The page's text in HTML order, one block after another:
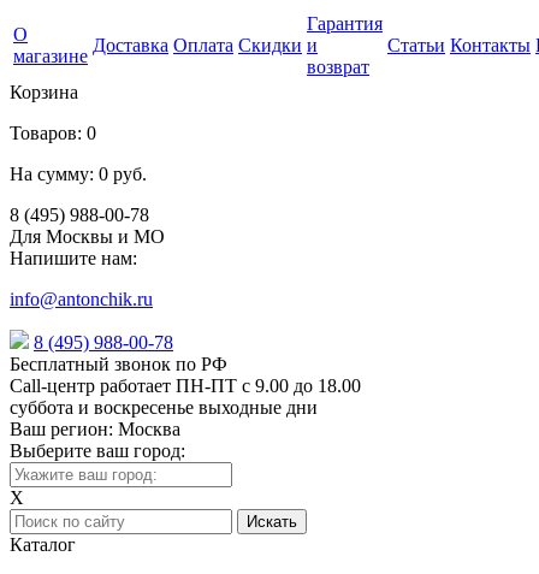
О
магазине
Доставка Оплата Скидки
Гарантия
и
возврат
Статьи Контакты
Корзина
Товаров: 0
На сумму: 0 руб.
8 (495) 988-00-78
Для Москвы и МО
Напишите нам:
info@antonchik.ru
8 (495) 988-00-78
Бесплатный звонок по РФ
Call-центр работает ПН-ПТ с 9.00 до 18.00
суббота и воскресенье выходные дни
Ваш регион: Москва
Выберите ваш город:
X
Каталог